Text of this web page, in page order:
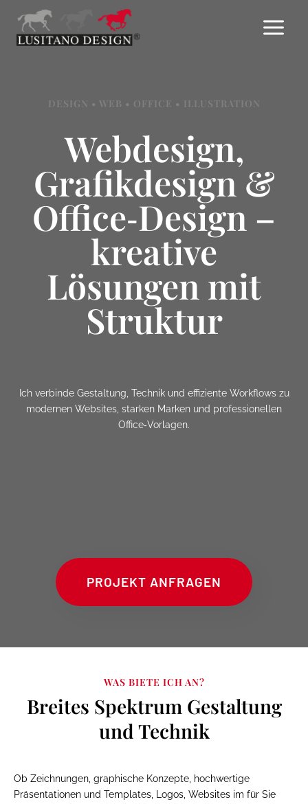
Inhalt
springen
DESIGN • WEB • OFFICE • ILLUSTRATION
Webdesign,
Grafik­design &
Office‑Design –
kreative
Lösungen mit
Struktur
Ich verbinde Gestaltung, Technik und effiziente Workflows zu
modernen Websites, starken Marken und professionellen
Office‑Vorlagen.
PROJEKT ANFRAGEN
WAS BIETE ICH AN?
Breites Spektrum Gestaltung
und Technik
Ob Zeichnungen, graphische Konzepte, hochwertige
Präsentationen und Templates, Logos, Websites im für Sie